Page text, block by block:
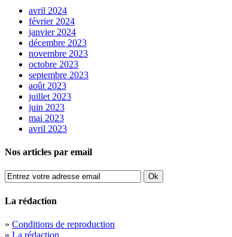
avril 2024
février 2024
janvier 2024
décembre 2023
novembre 2023
octobre 2023
septembre 2023
août 2023
juillet 2023
juin 2023
mai 2023
avril 2023
Nos articles par email
La rédaction
» Conditions de reproduction
» La rédaction